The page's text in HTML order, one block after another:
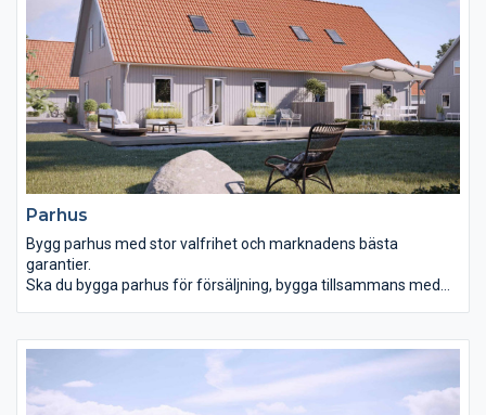
Parhus
Bygg parhus med stor valfrihet och marknadens bästa
garantier.
Ska du bygga parhus för försäljning, bygga tillsammans med
drömbyggnad till ett riktigt bra pris. Välj parhus i 1-, 1,5- eller 2-
plan och se våra exempel eller rita ett eget och få pris direkt i
vårt ritsystem iArchitect.